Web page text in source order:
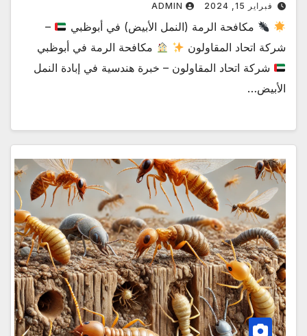
فبراير 15, 2024 ADMIN
مكافحة الرمة (النمل الأبيض) في أبوظبي
–
شركة اتحاد المقاولون
مكافحة الرمة في أبوظبي
شركة اتحاد المقاولون – خبرة هندسية في إبادة النمل
الأبيض…